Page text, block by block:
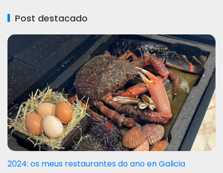
Post destacado
2024: os meus restaurantes do ano en Galicia